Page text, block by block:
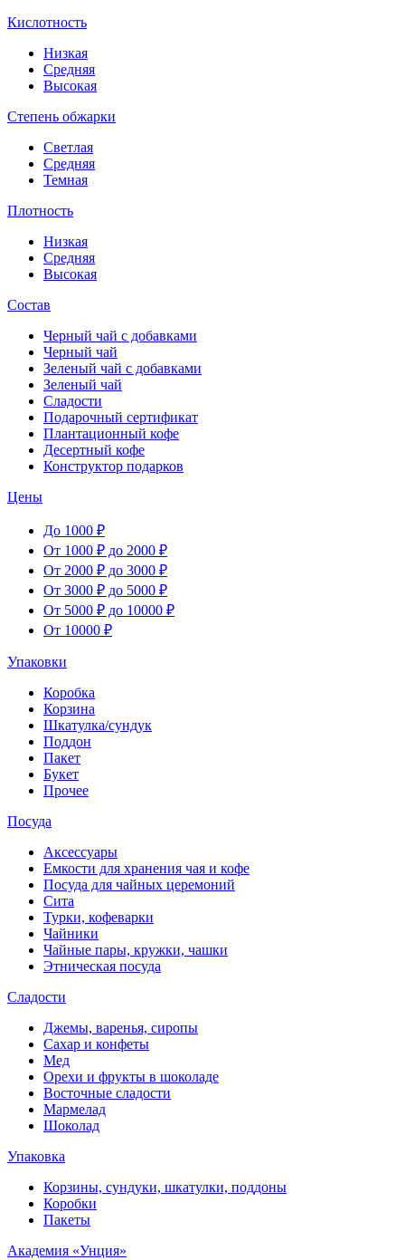
Кислотность
Низкая
Средняя
Высокая
Степень обжарки
Светлая
Средняя
Темная
Плотность
Низкая
Средняя
Высокая
Состав
Черный чай с добавками
Черный чай
Зеленый чай с добавками
Зеленый чай
Сладости
Подарочный сертификат
Плантационный кофе
Десертный кофе
Конструктор подарков
Цены
До 1000 ₽
От 1000 ₽ до 2000 ₽
От 2000 ₽ до 3000 ₽
От 3000 ₽ до 5000 ₽
От 5000 ₽ до 10000 ₽
От 10000 ₽
Упаковки
Коробка
Корзина
Шкатулка/сундук
Поддон
Пакет
Букет
Прочее
Посуда
Аксессуары
Емкости для хранения чая и кофе
Посуда для чайных церемоний
Сита
Турки, кофеварки
Чайники
Чайные пары, кружки, чашки
Этническая посуда
Сладости
Джемы, варенья, сиропы
Сахар и конфеты
Мед
Орехи и фрукты в шоколаде
Восточные сладости
Мармелад
Шоколад
Упаковка
Корзины, сундуки, шкатулки, поддоны
Коробки
Пакеты
Академия «Унция»